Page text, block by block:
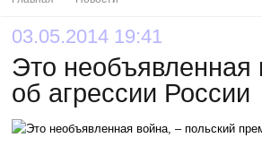
03.05.2014 19:41
Это необъявленная
об агрессии России